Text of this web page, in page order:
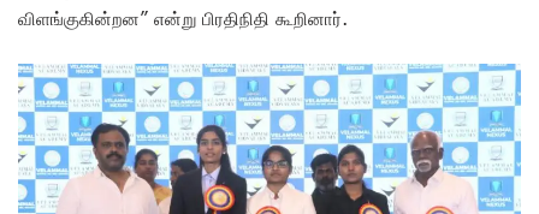
விளங்குகின்றன” என்று பிரதிநிதி கூறினார்.